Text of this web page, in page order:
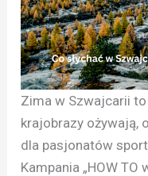
Zima w Szwajcarii
krajobrazy ożywają,
dla pasjonatów
Kampania „HOW TO